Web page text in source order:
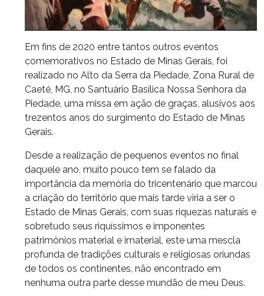
Em fins de 2020 entre tantos outros eventos
comemorativos no Estado de Minas Gerais, foi
realizado no Alto da Serra da Piedade, Zona Rural de
Caeté, MG, no Santuário Basílica Nossa Senhora da
Piedade, uma missa em ação de graças, alusivos aos
trezentos anos do surgimento do Estado de Minas
Gerais.
Desde a realização de pequenos eventos no final
daquele ano, muito pouco tem se falado da
importância da memória do tricentenário que marcou
a criação do território que mais tarde viria a ser o
Estado de Minas Gerais, com suas riquezas naturais e
sobretudo seus riquíssimos e imponentes
patrimônios material e imaterial, este uma mescla
profunda de tradições culturais e religiosas oriundas
de todos os continentes, não encontrado em
nenhuma outra parte desse mundão de meu Deus.